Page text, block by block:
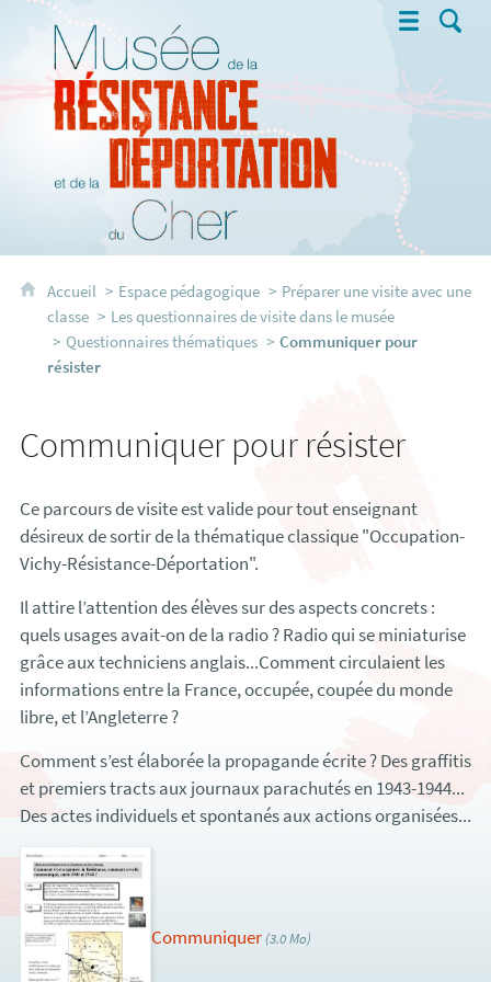
Musée de la Résistance et de la
Accueil Espace pédagogique
Préparer une visite avec une
classe
Les questionnaires de visite dans le musée
Questionnaires thématiques
Communiquer pour
résister
Communiquer pour résister
Ce parcours de visite est valide pour tout enseignant
désireux de sortir de la thématique classique "Occupation-
Vichy-Résistance-Déportation".
Il attire l’attention des élèves sur des aspects concrets :
quels usages avait-on de la radio ? Radio qui se miniaturise
grâce aux techniciens anglais...Comment circulaient les
informations entre la France, occupée, coupée du monde
libre, et l’Angleterre ?
Comment s’est élaborée la propagande écrite ? Des graffitis
et premiers tracts aux journaux parachutés en 1943-1944...
Des actes individuels et spontanés aux actions organisées...
Communiquer (3.0 Mo)